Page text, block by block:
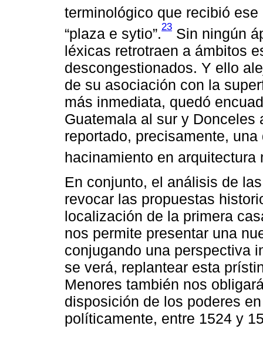
terminológico que recibió ese
“plaza e sytio”.23 Sin ningún
léxicas retrotraen a ámbitos
descongestionados. Y ello
de su asociación con la
más inmediata, quedó
Guatemala al sur y Donceles
reportado, precisamente,
hacinamiento en
En conjunto, el análisis de
revocar las propuestas
localización de la primera
nos permite presentar una
conjugando una perspectiva
se verá, replantear esta
Menores también nos
disposición de los poderes
políticamente, entre 1524 y